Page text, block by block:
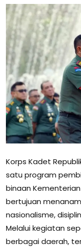
Korps Kadet
satu program
binaan
bertujuan
nasionalisme,
Melalui kegiatan
berbagai daerah,